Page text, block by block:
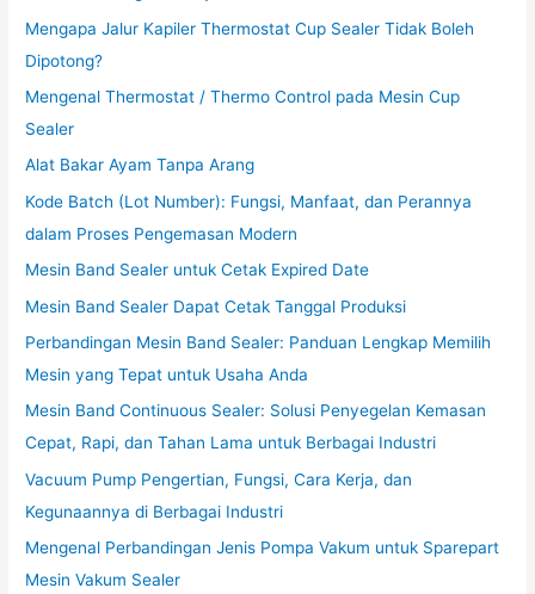
Mengapa Jalur Kapiler Thermostat Cup Sealer Tidak Boleh
Dipotong?
Mengenal Thermostat / Thermo Control pada Mesin Cup
Sealer
Alat Bakar Ayam Tanpa Arang
Kode Batch (Lot Number): Fungsi, Manfaat, dan Perannya
dalam Proses Pengemasan Modern
Mesin Band Sealer untuk Cetak Expired Date
Mesin Band Sealer Dapat Cetak Tanggal Produksi
Perbandingan Mesin Band Sealer: Panduan Lengkap Memilih
Mesin yang Tepat untuk Usaha Anda
Mesin Band Continuous Sealer: Solusi Penyegelan Kemasan
Cepat, Rapi, dan Tahan Lama untuk Berbagai Industri
Vacuum Pump Pengertian, Fungsi, Cara Kerja, dan
Kegunaannya di Berbagai Industri
Mengenal Perbandingan Jenis Pompa Vakum untuk Sparepart
Mesin Vakum Sealer